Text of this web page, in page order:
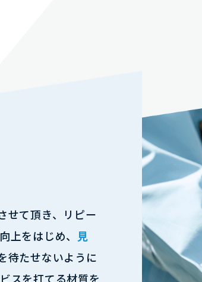
せて頂き、リピー
上をはじめ、 見
待たせないように
スを打てる材質を